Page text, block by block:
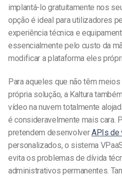
implantá-lo gratuitamente nos
opção é ideal para utilizadores
experiência técnica e
essencialmente pelo custo da
modificar a plataforma eles
Para aqueles que não têm
própria solução, a Kaltura
vídeo na nuvem totalmente
é consideravelmente mais cara.
pretendem desenvolverAPIs de
personalizados, o sistema
evita os problemas de dívida
administrativos permanentes.